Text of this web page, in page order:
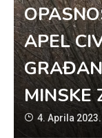
APEL
MINSKE
4. Aprila 2023.